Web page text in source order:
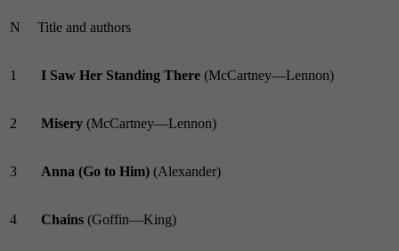
N Title and authors
1 I Saw Her Standing There (McCartney—Lennon)
2 Misery (McCartney—Lennon)
3 Anna (Go to Him) (Alexander)
4 Chains (Goffin—King)